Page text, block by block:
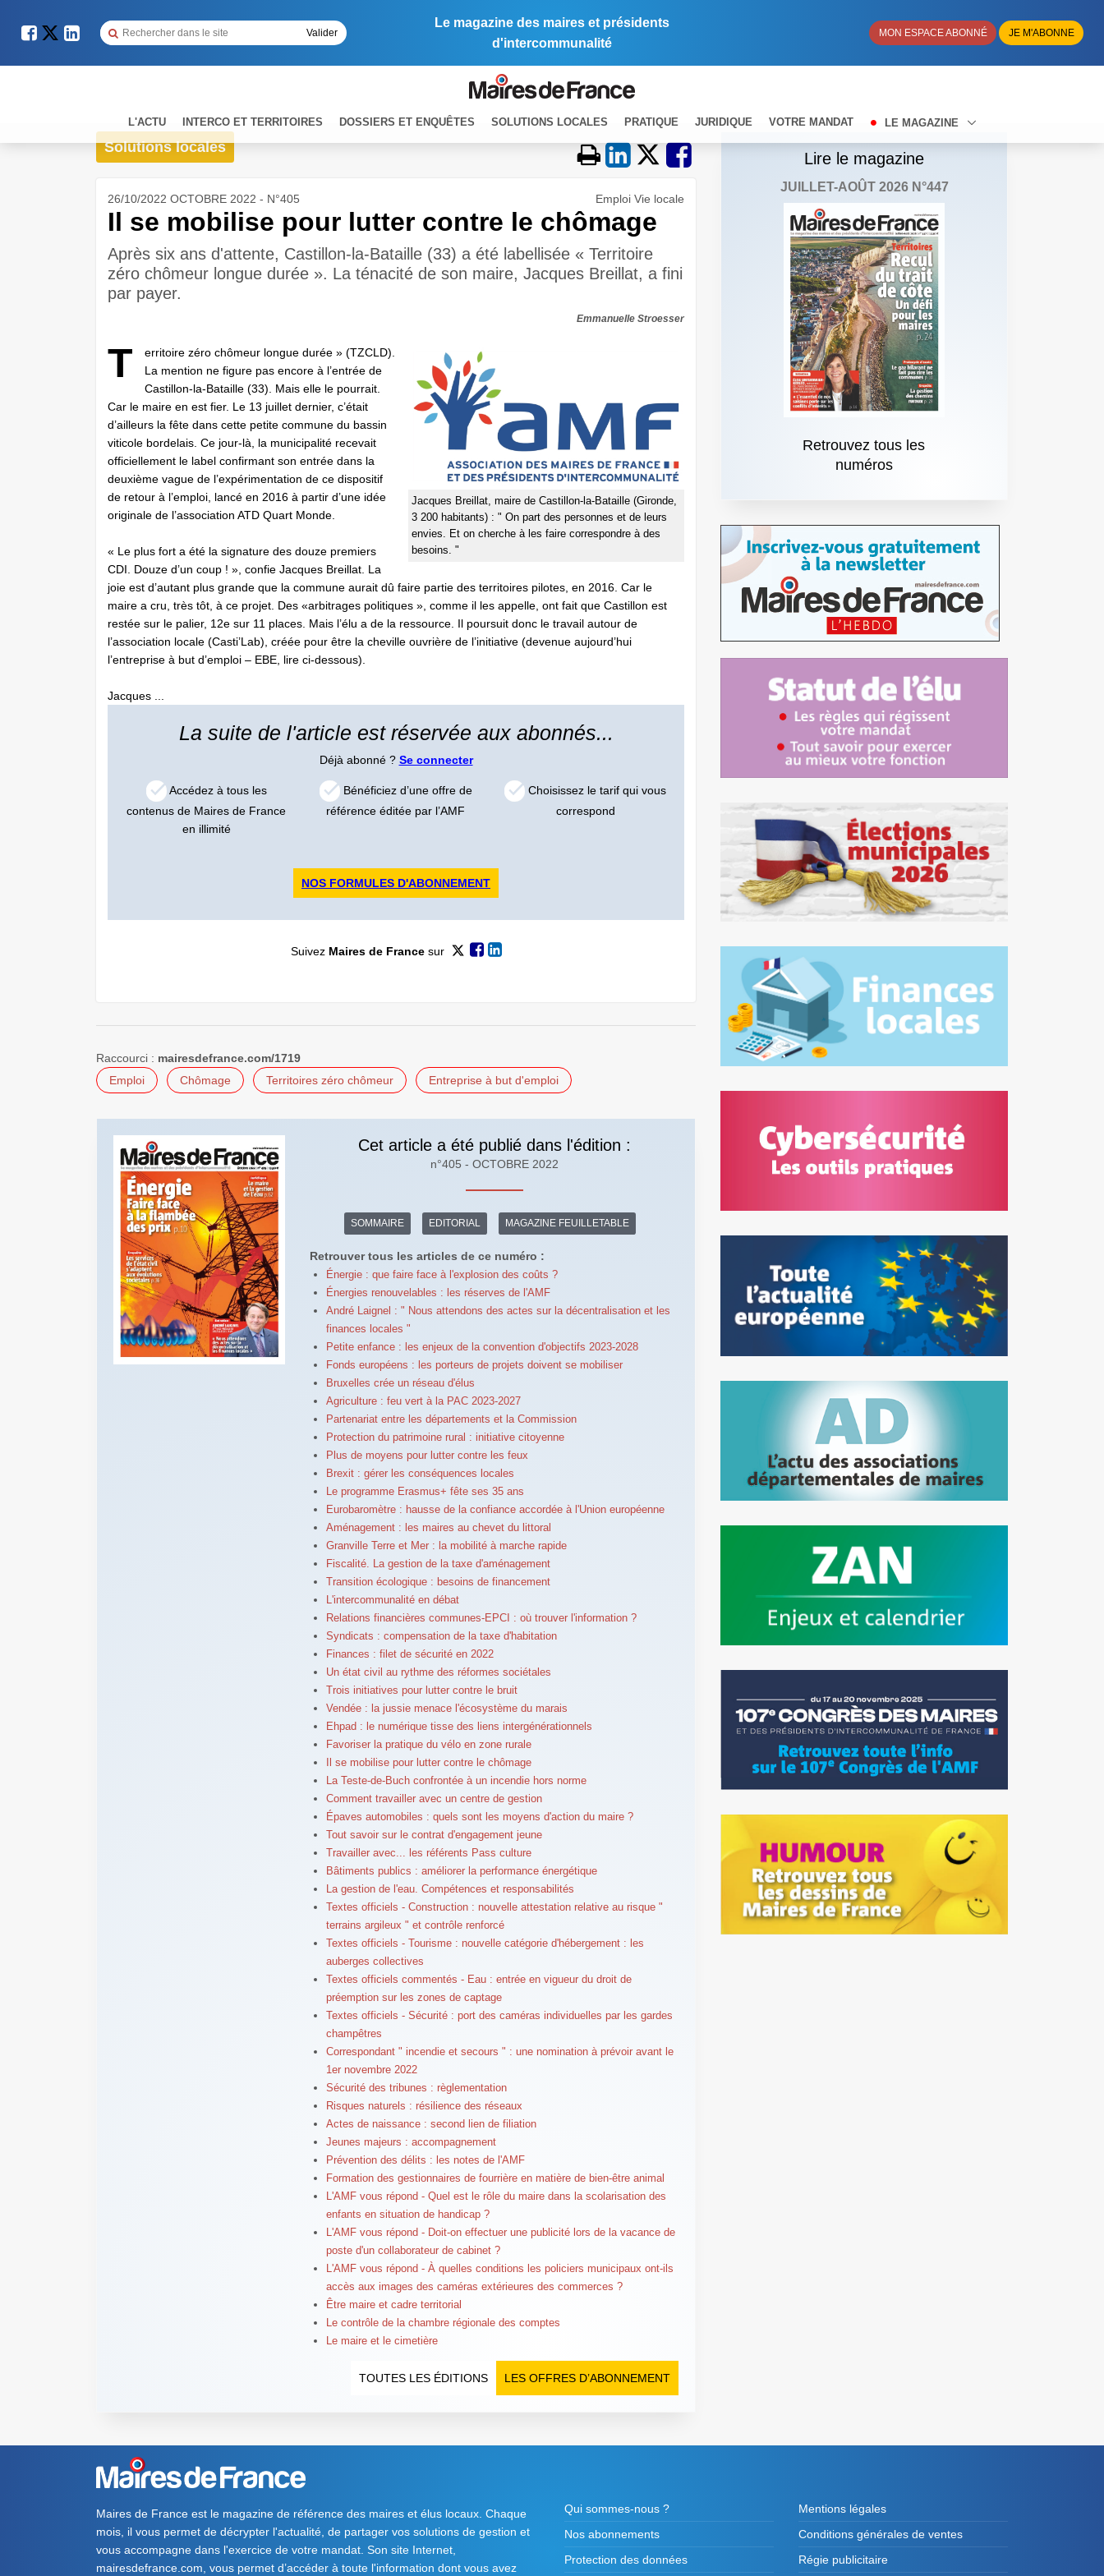
Le magazine des maires et présidents
d'intercommunalité
MON ESPACE ABONNÉ JE M'ABONNE
L'ACTU INTERCO ET TERRITOIRES DOSSIERS ET ENQUÊTES SOLUTIONS LOCALES PRATIQUE JURIDIQUE VOTRE MANDAT LE MAGAZINE
Solutions locales
26/10/2022 OCTOBRE 2022 - N°405 Emploi Vie locale
Il se mobilise pour lutter contre le chômage
Après six ans d'attente, Castillon-la-Bataille (33) a été labellisée « Territoire
zéro chômeur longue durée ». La ténacité de son maire, Jacques Breillat, a fini
par payer.
Emmanuelle Stroesser
Jacques Breillat, maire de Castillon-la-Bataille (Gironde,
3 200 habitants) : " On part des personnes et de leurs
envies. Et on cherche à les faire correspondre à des
besoins. "
T
erritoire zéro chômeur longue durée » (TZCLD).
La mention ne figure pas encore à l’entrée de
Castillon-la-Bataille (33). Mais elle le pourrait.
Car le maire en est fier. Le 13 juillet dernier, c’était
d’ailleurs la fête dans cette petite commune du bassin
viticole bordelais. Ce jour-là, la municipalité recevait
officiellement le label confirmant son entrée dans la
deuxième vague de l’expérimentation de ce dispositif
de retour à l’emploi, lancé en 2016 à partir d’une idée
originale de l’association ATD Quart Monde.
« Le plus fort a été la signature des douze premiers
CDI. Douze d’un coup ! », confie Jacques Breillat. La
joie est d’autant plus grande que la commune aurait dû faire partie des territoires pilotes, en 2016. Car le
maire a cru, très tôt, à ce projet. Des «arbitrages politiques », comme il les appelle, ont fait que Castillon est
restée sur le palier, 12e sur 11 places. Mais l’élu a de la ressource. Il poursuit donc le travail autour de
l’association locale (Casti’Lab), créée pour être la cheville ouvrière de l’initiative (devenue aujourd’hui
l’entreprise à but d’emploi – EBE, lire ci-dessous).
Jacques ...
La suite de l'article est réservée aux abonnés...
Déjà abonné ? Se connecter
Accédez à tous les
contenus de Maires de France
en illimité
Bénéficiez d’une offre de
référence éditée par l’AMF
Choisissez le tarif qui vous
correspond
NOS FORMULES D'ABONNEMENT
Suivez Maires de Francesur
Raccourci : mairesdefrance.com/1719
Emploi
Chômage Territoires zéro chômeur Entreprise à but d'emploi
Cet article a été publié dans l'édition :
n°405 - OCTOBRE 2022
SOMMAIRE EDITORIAL MAGAZINE FEUILLETABLE
Retrouver tous les articles de ce numéro :
Énergie : que faire face à l'explosion des coûts ?
Énergies renouvelables : les réserves de l'AMF
André Laignel : " Nous attendons des actes sur la décentralisation et les
finances locales "
Petite enfance : les enjeux de la convention d'objectifs 2023-2028
Fonds européens : les porteurs de projets doivent se mobiliser
Bruxelles crée un réseau d'élus
Agriculture : feu vert à la PAC 2023-2027
Partenariat entre les départements et la Commission
Protection du patrimoine rural : initiative citoyenne
Plus de moyens pour lutter contre les feux
Brexit : gérer les conséquences locales
Le programme Erasmus+ fête ses 35 ans
Eurobaromètre : hausse de la confiance accordée à l'Union européenne
Aménagement : les maires au chevet du littoral
Granville Terre et Mer : la mobilité à marche rapide
Fiscalité. La gestion de la taxe d'aménagement
Transition écologique : besoins de financement
L'intercommunalité en débat
Relations financières communes-EPCI : où trouver l'information ?
Syndicats : compensation de la taxe d'habitation
Finances : filet de sécurité en 2022
Un état civil au rythme des réformes sociétales
Trois initiatives pour lutter contre le bruit
Vendée : la jussie menace l'écosystème du marais
Ehpad : le numérique tisse des liens intergénérationnels
Favoriser la pratique du vélo en zone rurale
Il se mobilise pour lutter contre le chômage
La Teste-de-Buch confrontée à un incendie hors norme
Comment travailler avec un centre de gestion
Épaves automobiles : quels sont les moyens d'action du maire ?
Tout savoir sur le contrat d'engagement jeune
Travailler avec... les référents Pass culture
Bâtiments publics : améliorer la performance énergétique
La gestion de l'eau. Compétences et responsabilités
Textes officiels - Construction : nouvelle attestation relative au risque "
terrains argileux " et contrôle renforcé
Textes officiels - Tourisme : nouvelle catégorie d'hébergement : les
auberges collectives
Textes officiels commentés - Eau : entrée en vigueur du droit de
préemption sur les zones de captage
Textes officiels - Sécurité : port des caméras individuelles par les gardes
champêtres
Correspondant " incendie et secours " : une nomination à prévoir avant le
1er novembre 2022
Sécurité des tribunes : règlementation
Risques naturels : résilience des réseaux
Actes de naissance : second lien de filiation
Jeunes majeurs : accompagnement
Prévention des délits : les notes de l'AMF
Formation des gestionnaires de fourrière en matière de bien-être animal
L'AMF vous répond - Quel est le rôle du maire dans la scolarisation des
enfants en situation de handicap ?
L'AMF vous répond - Doit-on effectuer une publicité lors de la vacance de
poste d'un collaborateur de cabinet ?
L'AMF vous répond - À quelles conditions les policiers municipaux ont-ils
accès aux images des caméras extérieures des commerces ?
Être maire et cadre territorial
Le contrôle de la chambre régionale des comptes
Le maire et le cimetière
LES OFFRES D’ABONNEMENT
TOUTES LES ÉDITIONS
Lire le magazine
JUILLET-AOÛT 2026 N°447
Retrouvez tous les
numéros
Maires de France est le magazine de référence des maires et élus locaux. Chaque
mois, il vous permet de décrypter l'actualité, de partager vos solutions de gestion et
vous accompagne dans l'exercice de votre mandat. Son site Internet,
mairesdefrance.com, vous permet d’accéder à toute l'information dont vous avez
Qui sommes-nous ?
Nos abonnements
Protection des données
Mentions légales
Conditions générales de ventes
Régie publicitaire